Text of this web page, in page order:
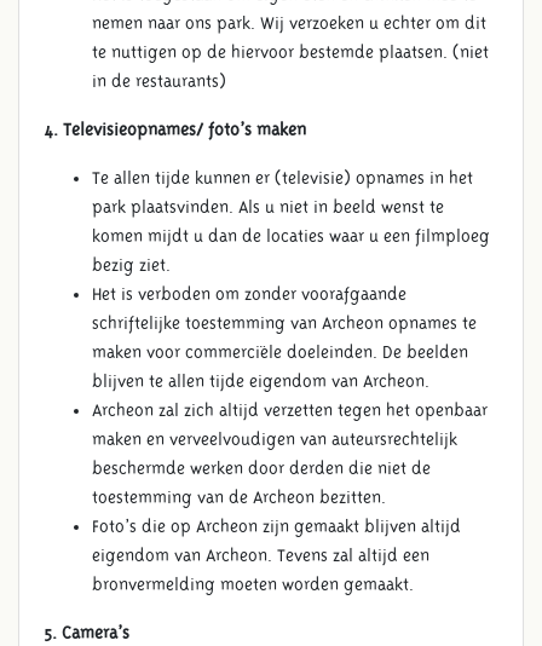
nemen naar ons park. Wij verzoeken u echter om dit
te nuttigen op de hiervoor bestemde plaatsen. (niet
in de restaurants)
4. Televisieopnames/ foto’s maken
Te allen tijde kunnen er (televisie) opnames in het
park plaatsvinden. Als u niet in beeld wenst te
komen mijdt u dan de locaties waar u een filmploeg
bezig ziet.
Het is verboden om zonder voorafgaande
schriftelijke toestemming van Archeon opnames te
maken voor commerciële doeleinden. De beelden
blijven te allen tijde eigendom van Archeon.
Archeon zal zich altijd verzetten tegen het openbaar
maken en verveelvoudigen van auteursrechtelijk
beschermde werken door derden die niet de
toestemming van de Archeon bezitten.
Foto’s die op Archeon zijn gemaakt blijven altijd
eigendom van Archeon. Tevens zal altijd een
bronvermelding moeten worden gemaakt.
5. Camera’s